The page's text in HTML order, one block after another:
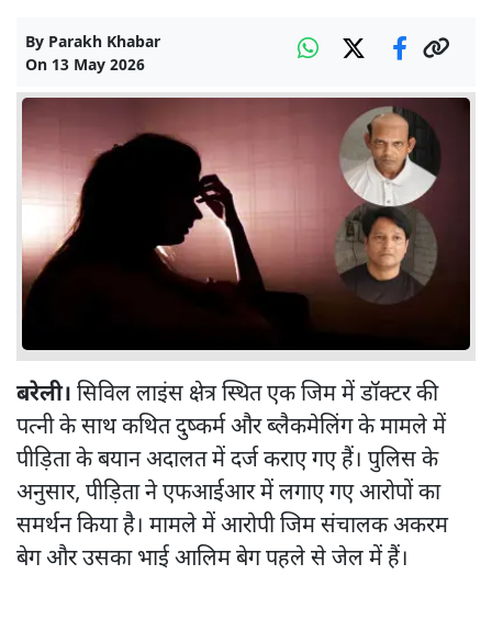
By Parakh Khabar
On 13 May 2026
बरेली। सिविल लाइंस क्षेत्र स्थित एक जिम में डॉक्टर की
पत्नी के साथ कथित दुष्कर्म और ब्लैकमेलिंग के मामले में
पीड़िता के बयान अदालत में दर्ज कराए गए हैं। पुलिस के
अनुसार, पीड़िता ने एफआईआर में लगाए गए आरोपों का
समर्थन किया है। मामले में आरोपी जिम संचालक अकरम
बेग और उसका भाई आलिम बेग पहले से जेल में हैं।